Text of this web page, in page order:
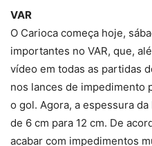
VAR
O Carioca começa hoje,
importantes no VAR, que,
vídeo em todas as partidas
nos lances de impedimento
o gol. Agora, a espessura
de 6 cm para 12 cm. De
acabar com impedimentos